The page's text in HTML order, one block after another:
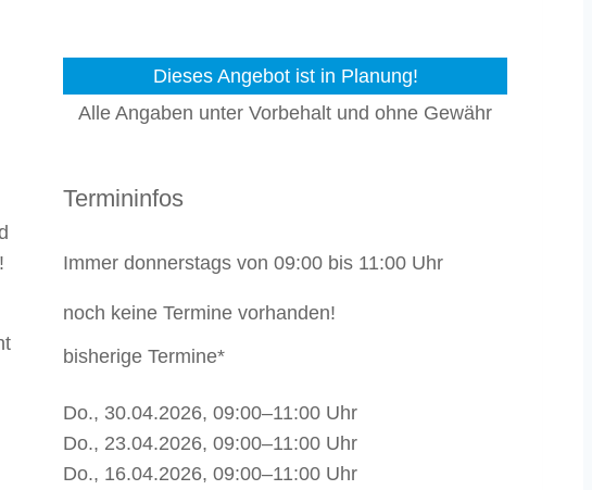
Dieses Angebot ist in Planung!
Alle Angaben unter Vorbehalt und ohne Gewähr
Termininfos
Immer donnerstags von 09:00 bis 11:00 Uhr
noch keine Termine vorhanden!
bisherige Termine*
Do., 30.04.2026, 09:00–11:00 Uhr
Do., 23.04.2026, 09:00–11:00 Uhr
Do., 16.04.2026, 09:00–11:00 Uhr